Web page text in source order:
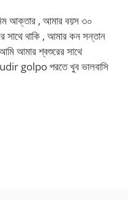
আক্তার , আমার বয়স ৩০
থাকি , আমার কন সন্তান
আমার শ্বশুরের সাথে
golpo পরতে খুব ভালবাসি